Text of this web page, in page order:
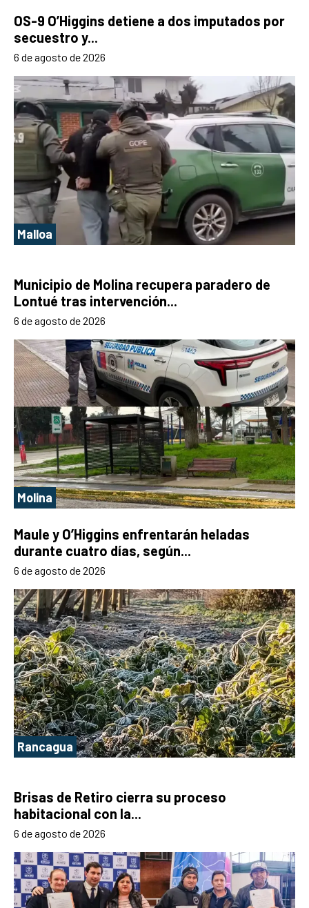
OS-9 O’Higgins detiene a dos imputados por
secuestro y...
6 de agosto de 2026
Malloa
Municipio de Molina recupera paradero de
Lontué tras intervención...
6 de agosto de 2026
Molina
Maule y O’Higgins enfrentarán heladas
durante cuatro días, según...
6 de agosto de 2026
Rancagua
Brisas de Retiro cierra su proceso
habitacional con la...
6 de agosto de 2026